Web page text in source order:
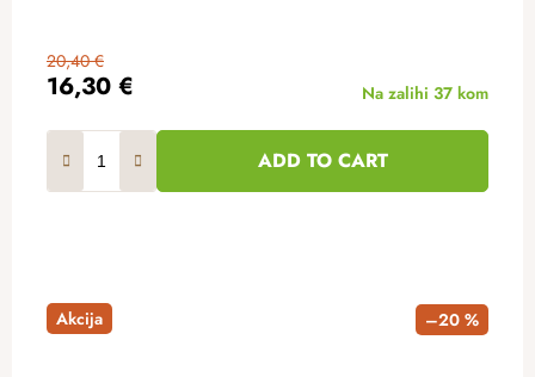
16,30 €
20,40 €
Na zalihi 37 kom
ADD TO CART
Akcija –20 %